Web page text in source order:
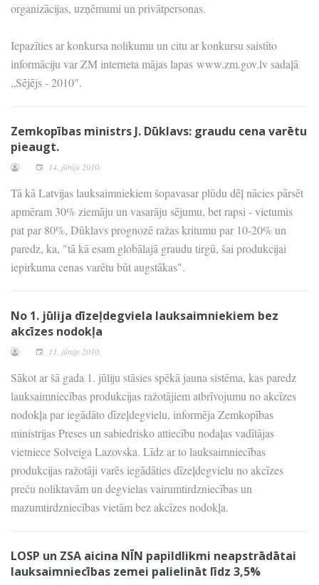
organizācijas, uzņēmumi un privātpersonas.
Iepazīties ar konkursa nolikumu un citu ar konkursu saistīto
informāciju var ZM interneta mājas lapas www.zm.gov.lv sadaļā
„Sējējs - 2010".
Zemkopības ministrs J. Dūklavs: graudu cena varētu
pieaugt.
14. jūnijs 2010.
Tā kā Latvijas lauksaimniekiem šopavasar plūdu dēļ nācies pārsēt
apmēram 30% ziemāju un vasarāju sējumu, bet rapsi - vietumis
pat par 80%, Dūklavs prognozē ražas kritumu par 10-20% un
paredz, ka, "tā kā esam globālajā graudu tirgū, šai produkcijai
iepirkuma cenas varētu būt augstākas".
No 1. jūlija dīzeļdegviela lauksaimniekiem bez
akcīzes nodokļa
11. jūnijs 2010.
Sākot ar šā gada 1. jūliju stāsies spēkā jauna sistēma, kas paredz
lauksaimniecības produkcijas ražotājiem atbrīvojumu no akcīzes
nodokļa par iegādāto dīzeļdegvielu, informēja Zemkopības
ministrijas Preses un sabiedrisko attiecību nodaļas vadītājas
vietniece Solveiga Lazovska. Līdz ar to lauksaimniecības
produkcijas ražotāji varēs iegādāties dīzeļdegvielu no akcīzes
preču noliktavām un degvielas vairumtirdzniecības un
mazumtirdzniecības vietām bez akcīzes nodokļa.
LOSP un ZSA aicina NĪN papildlikmi neapstrādātai
lauksaimniecības zemei palielināt līdz 3,5%